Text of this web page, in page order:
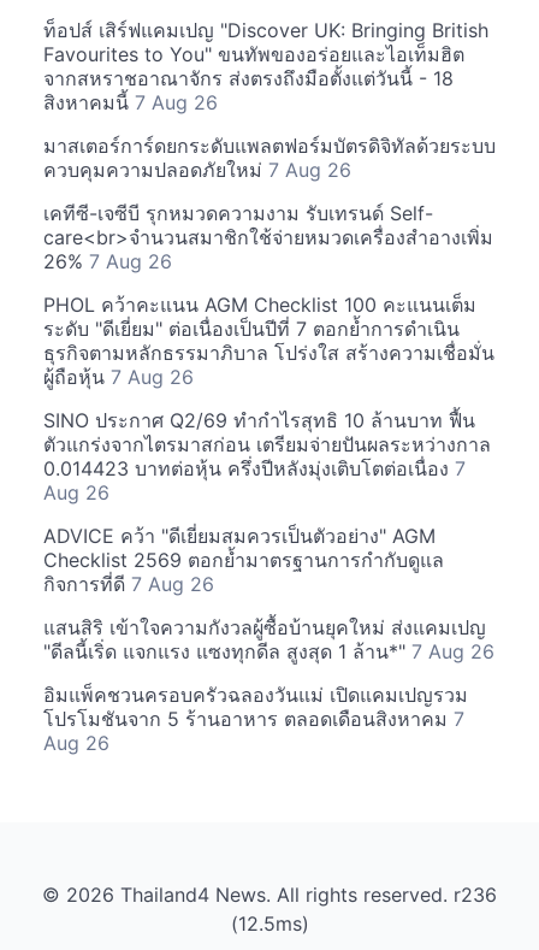
ท็อปส์ เสิร์ฟแคมเปญ "Discover UK: Bringing British
Favourites to You" ขนทัพของอร่อยและไอเท็มฮิต
จากสหราชอาณาจักร ส่งตรงถึงมือตั้งแต่วันนี้ - 18
สิงหาคมนี้ 7 Aug 26
มาสเตอร์การ์ดยกระดับแพลตฟอร์มบัตรดิจิทัลด้วยระบบ
ควบคุมความปลอดภัยใหม่ 7 Aug 26
เคทีซี-เจซีบี รุกหมวดความงาม รับเทรนด์ Self-
care<br>จำนวนสมาชิกใช้จ่ายหมวดเครื่องสำอางเพิ่ม
26% 7 Aug 26
PHOL คว้าคะแนน AGM Checklist 100 คะแนนเต็ม
ระดับ "ดีเยี่ยม" ต่อเนื่องเป็นปีที่ 7 ตอกย้ำการดำเนิน
ธุรกิจตามหลักธรรมาภิบาล โปร่งใส สร้างความเชื่อมั่น
ผู้ถือหุ้น 7 Aug 26
SINO ประกาศ Q2/69 ทำกำไรสุทธิ 10 ล้านบาท ฟื้น
ตัวแกร่งจากไตรมาสก่อน เตรียมจ่ายปันผลระหว่างกาล
0.014423 บาทต่อหุ้น ครึ่งปีหลังมุ่งเติบโตต่อเนื่อง 7
Aug 26
ADVICE คว้า "ดีเยี่ยมสมควรเป็นตัวอย่าง" AGM
Checklist 2569 ตอกย้ำมาตรฐานการกำกับดูแล
กิจการที่ดี 7 Aug 26
แสนสิริ เข้าใจความกังวลผู้ซื้อบ้านยุคใหม่ ส่งแคมเปญ
"ดีลนี้เริ่ด แจกแรง แซงทุกดีล สูงสุด 1 ล้าน*" 7 Aug 26
อิมแพ็คชวนครอบครัวฉลองวันแม่ เปิดแคมเปญรวม
โปรโมชันจาก 5 ร้านอาหาร ตลอดเดือนสิงหาคม 7
Aug 26
© 2026 Thailand4 News. All rights reserved. r236
(12.5ms)